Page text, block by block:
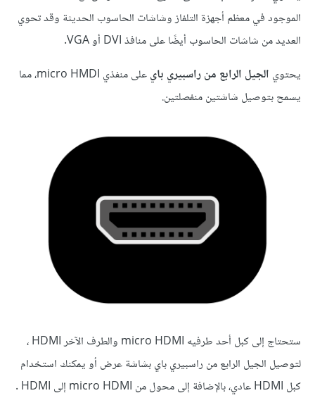
الموجود في معظم أجهزة التلفاز وشاشات الحاسوب الحديثة وقد تحوي
العديد من شاشات الحاسوب أيضًا على منافذ DVI أو VGA.
يحتوي الجيل الرابع من راسبيري باي
على منفذي micro HMDI، مما
يسمح بتوصيل شاشتين منفصلتين.
ستحتاج إلى كبل أحد طرفيه micro HDMI والطرف الآخر HDMI ،
لتوصيل الجيل الرابع من راسبيري باي بشاشة عرض أو يمكنك استخدام
كبل HDMI عادي، بالإضافة إلى محول من micro HDMI إلى HDMI .